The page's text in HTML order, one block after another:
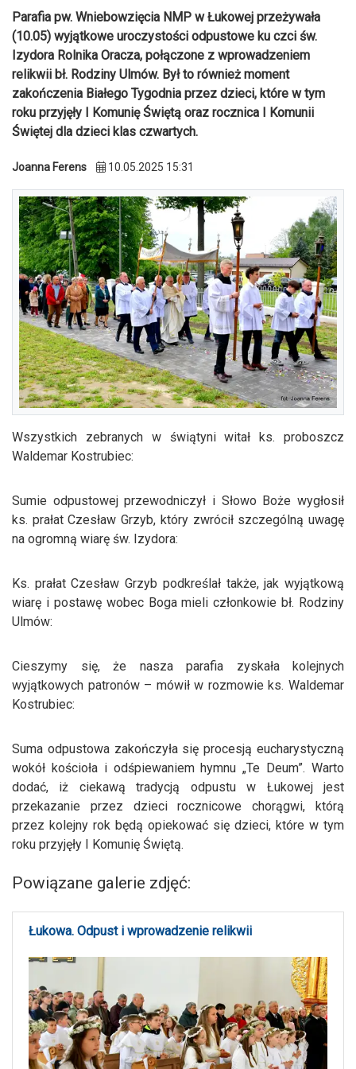
Parafia pw. Wniebowzięcia NMP w Łukowej przeżywała
(10.05) wyjątkowe uroczystości odpustowe ku czci św.
Izydora Rolnika Oracza, połączone z wprowadzeniem
relikwii bł. Rodziny Ulmów. Był to również moment
zakończenia Białego Tygodnia przez dzieci, które w tym
roku przyjęły I Komunię Świętą oraz rocznica I Komunii
Świętej dla dzieci klas czwartych.
Joanna Ferens 10.05.2025 15:31
Wszystkich zebranych w świątyni witał ks. proboszcz
Waldemar Kostrubiec:
Sumie odpustowej przewodniczył i Słowo Boże wygłosił
ks. prałat Czesław Grzyb, który zwrócił szczególną uwagę
na ogromną wiarę św. Izydora:
Ks. prałat Czesław Grzyb podkreślał także, jak wyjątkową
wiarę i postawę wobec Boga mieli członkowie bł. Rodziny
Ulmów:
Cieszymy się, że nasza parafia zyskała kolejnych
wyjątkowych patronów – mówił w rozmowie ks. Waldemar
Kostrubiec:
Suma odpustowa zakończyła się procesją eucharystyczną
wokół kościoła i odśpiewaniem hymnu „Te Deum”. Warto
dodać, iż ciekawą tradycją odpustu w Łukowej jest
przekazanie przez dzieci rocznicowe chorągwi, którą
przez kolejny rok będą opiekować się dzieci, które w tym
roku przyjęły I Komunię Świętą.
Powiązane galerie zdjęć:
Łukowa. Odpust i wprowadzenie relikwii